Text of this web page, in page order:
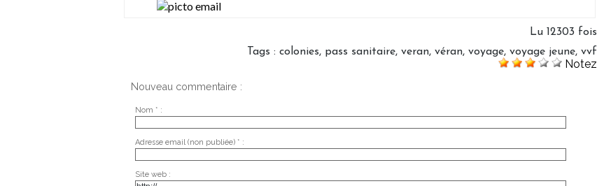
Lu 12303 fois
Tags : colonies, pass sanitaire, veran, véran, voyage, voyage jeune, vvf
Notez
Nouveau commentaire :
Nom * :
Adresse email (non publiée) * :
Site web :